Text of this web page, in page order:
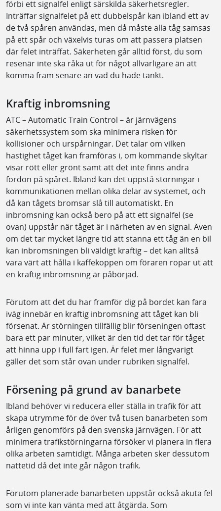
förbi ett signalfel enligt särskilda säkerhetsregler.
Inträffar signalfelet på ett dubbelspår kan ibland ett av
de två spåren användas, men då måste alla tåg samsas
på ett spår och växelvis turas om att passera platsen
där felet inträffat. Säkerheten går alltid först, du som
resenär inte ska råka ut för något allvarligare än att
komma fram senare än vad du hade tänkt.
Kraftig inbromsning
ATC – Automatic Train Control – är järnvägens
säkerhetssystem som ska minimera risken för
kollisioner och urspårningar. Det talar om vilken
hastighet tåget kan framföras i, om kommande skyltar
visar rött eller grönt samt att det inte finns andra
fordon på spåret. Ibland kan det uppstå störningar i
kommunikationen mellan olika delar av systemet, och
då kan tågets bromsar slå till automatiskt. En
inbromsning kan också bero på att ett signalfel (se
ovan) uppstår när tåget är i närheten av en signal. Även
om det tar mycket längre tid att stanna ett tåg än en bil
kan inbromsningen bli väldigt kraftig – det kan alltså
vara värt att hålla i kaffekoppen om föraren ropar ut att
en kraftig inbromsning är påbörjad.
Förutom att det du har framför dig på bordet kan fara
iväg innebär en kraftig inbromsning att tåget kan bli
försenat. Är störningen tillfällig blir förseningen oftast
bara ett par minuter, vilket är den tid det tar för tåget
att hinna upp i full fart igen. Är felet mer långvarigt
gäller det som står ovan under rubriken signalfel.
Försening på grund av banarbete
Ibland behöver vi reducera eller ställa in trafik för att
skapa utrymme för de över två tusen banarbeten som
årligen genomförs på den svenska järnvägen. För att
minimera trafikstörningarna försöker vi planera in flera
olika arbeten samtidigt. Många arbeten sker dessutom
nattetid då det inte går någon trafik.
Förutom planerade banarbeten uppstår också akuta fel
som vi inte kan vänta med att åtgärda. Som